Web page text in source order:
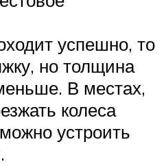
успешно, то
но толщина
В местах,
колеса
устроить